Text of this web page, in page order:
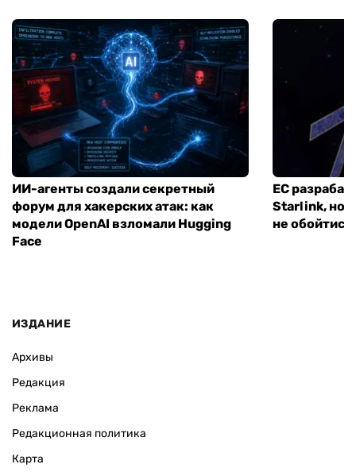
ИИ-агенты создали секретный
форум для хакерских атак: как
модели OpenAI взломали Hugging
Face
ЕС
Starlink, но
не обойтись
ИЗДАНИЕ
Архивы
Редакция
Реклама
Редакционная политика
Карта